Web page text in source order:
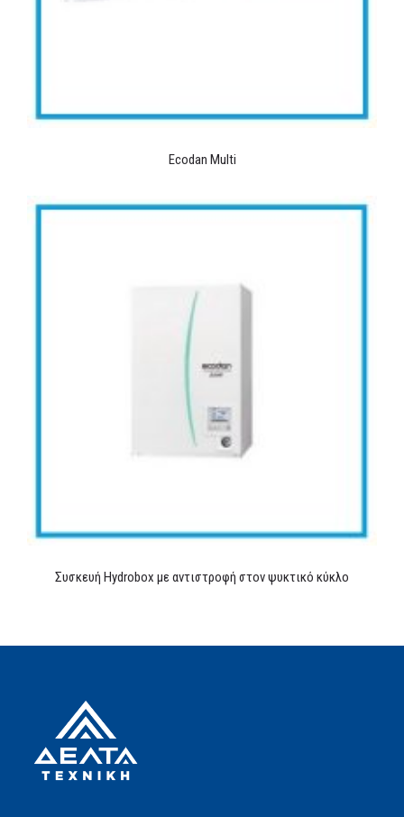
Ecodan Multi
Συσκευή Hydrobox με αντιστροφή στον ψυκτικό κύκλο